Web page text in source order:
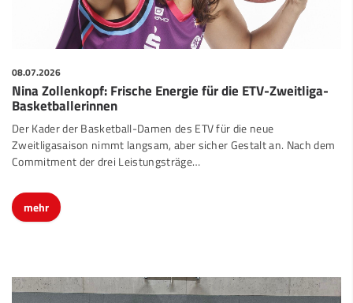
08.07.2026
Nina Zollenkopf: Frische Energie für die ETV-Zweitliga-
Basketballerinnen
Der Kader der Basketball-Damen des ETV für die neue
Zweitligasaison nimmt langsam, aber sicher Gestalt an. Nach dem
Commitment der drei Leistungsträge…
mehr